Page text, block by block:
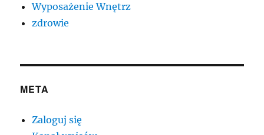
Wyposażenie Wnętrz
zdrowie
META
Zaloguj się